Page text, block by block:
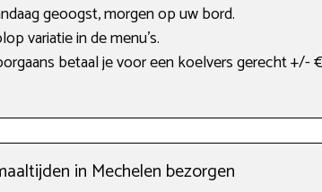
geoogst, morgen op uw bord.
variatie in de menu’s.
betaal je voor een koelvers gerecht +/-
in Mechelen bezorgen